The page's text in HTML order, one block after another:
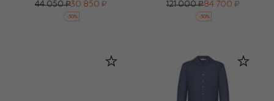
44 050 ₽30 850 ₽
-30%
121 000 ₽84 700 ₽
-30%